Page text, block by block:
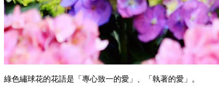
綠色繡球花的花語是「專心致一的愛」、「執著的愛」。